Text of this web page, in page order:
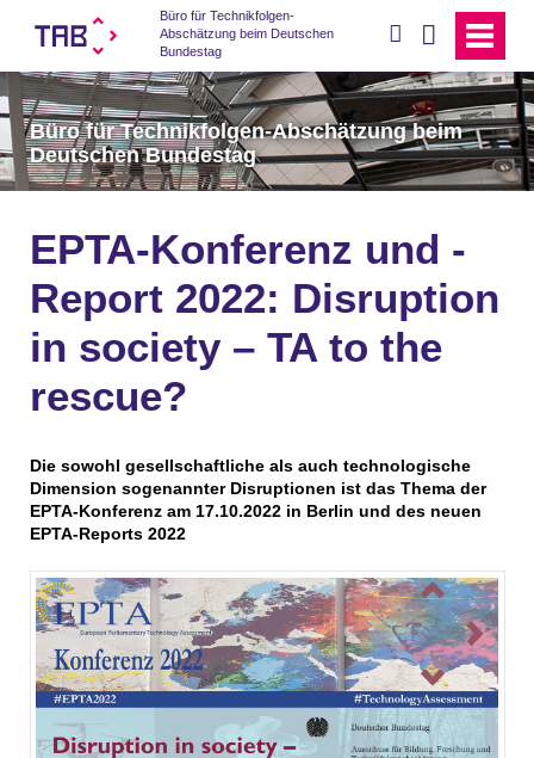
Büro für Technikfolgen-
Abschätzung beim Deutschen
Bundestag
Büro für Technikfolgen-Abschätzung beim
Deutschen Bundestag
EPTA-Konferenz und -
Report 2022: Disruption
in society – TA to the
rescue?
Die sowohl gesellschaftliche als auch technologische
Dimension sogenannter Disruptionen ist das Thema der
EPTA-Konferenz am 17.10.2022 in Berlin und des neuen
EPTA-Reports 2022